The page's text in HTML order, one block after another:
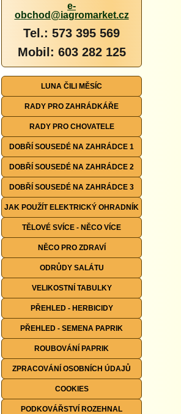
e-
obchod@iagromarket.cz
Tel.: 573 395 569
Mobil: 603 282 125
LUNA ČILI MĚSÍC
RADY PRO ZAHRÁDKÁŘE
RADY PRO CHOVATELE
DOBŘÍ SOUSEDÉ NA ZAHRÁDCE 1
DOBŘÍ SOUSEDÉ NA ZAHRÁDCE 2
DOBŘÍ SOUSEDÉ NA ZAHRÁDCE 3
JAK POUŽÍT ELEKTRICKÝ OHRADNÍK
TĚLOVÉ SVÍCE - NĚCO VÍCE
NĚCO PRO ZDRAVÍ
ODRŮDY SALÁTU
VELIKOSTNÍ TABULKY
PŘEHLED - HERBICIDY
PŘEHLED - SEMENA PAPRIK
ROUBOVÁNÍ PAPRIK
ZPRACOVÁNÍ OSOBNÍCH ÚDAJŮ
COOKIES
PODKOVÁŘSTVÍ ROZEHNAL